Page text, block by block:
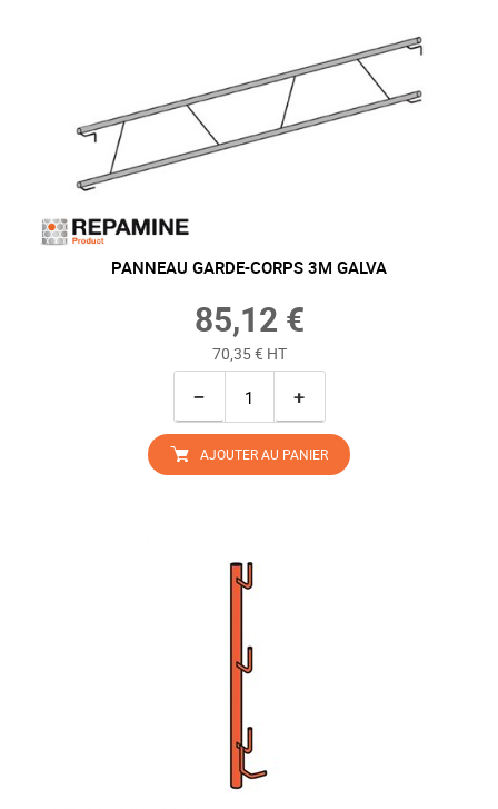
PANNEAU GARDE-CORPS 3M GALVA
85,12 €
70,35 € HT
− +
AJOUTER AU PANIER